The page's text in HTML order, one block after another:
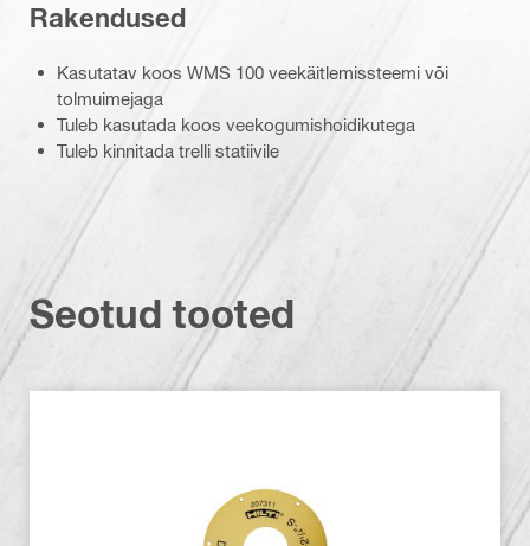
Rakendused
Kasutatav koos WMS 100 veekäitlemissteemi või
tolmuimejaga
Tuleb kasutada koos veekogumishoidikutega
Tuleb kinnitada trelli statiivile
Seotud tooted